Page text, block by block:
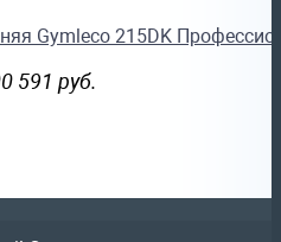
Gymleco 215DK
591 руб.